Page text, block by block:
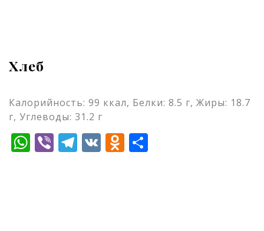
Хлеб
Калорийность: 99 ккал, Белки: 8.5 г, Жиры: 18.7
г, Углеводы: 31.2 г
WhatsApp
ViberTelegram
VKOdnoklassniki